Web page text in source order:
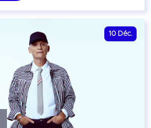
10 Déc.